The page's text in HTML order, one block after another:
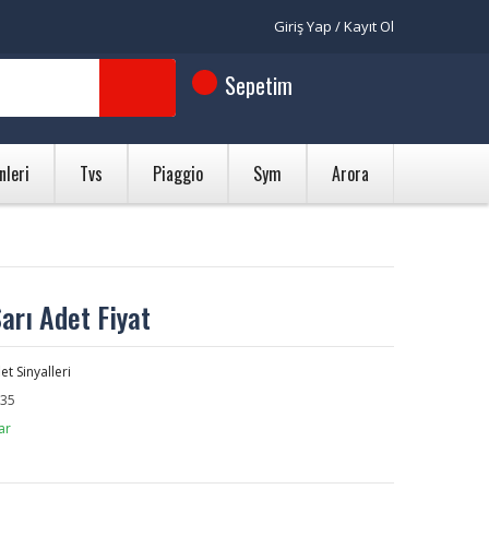
Giriş Yap / Kayıt Ol
Sepetim
Tvs Piaggio Sym Arora
Adet Fiyat
Sinyalleri